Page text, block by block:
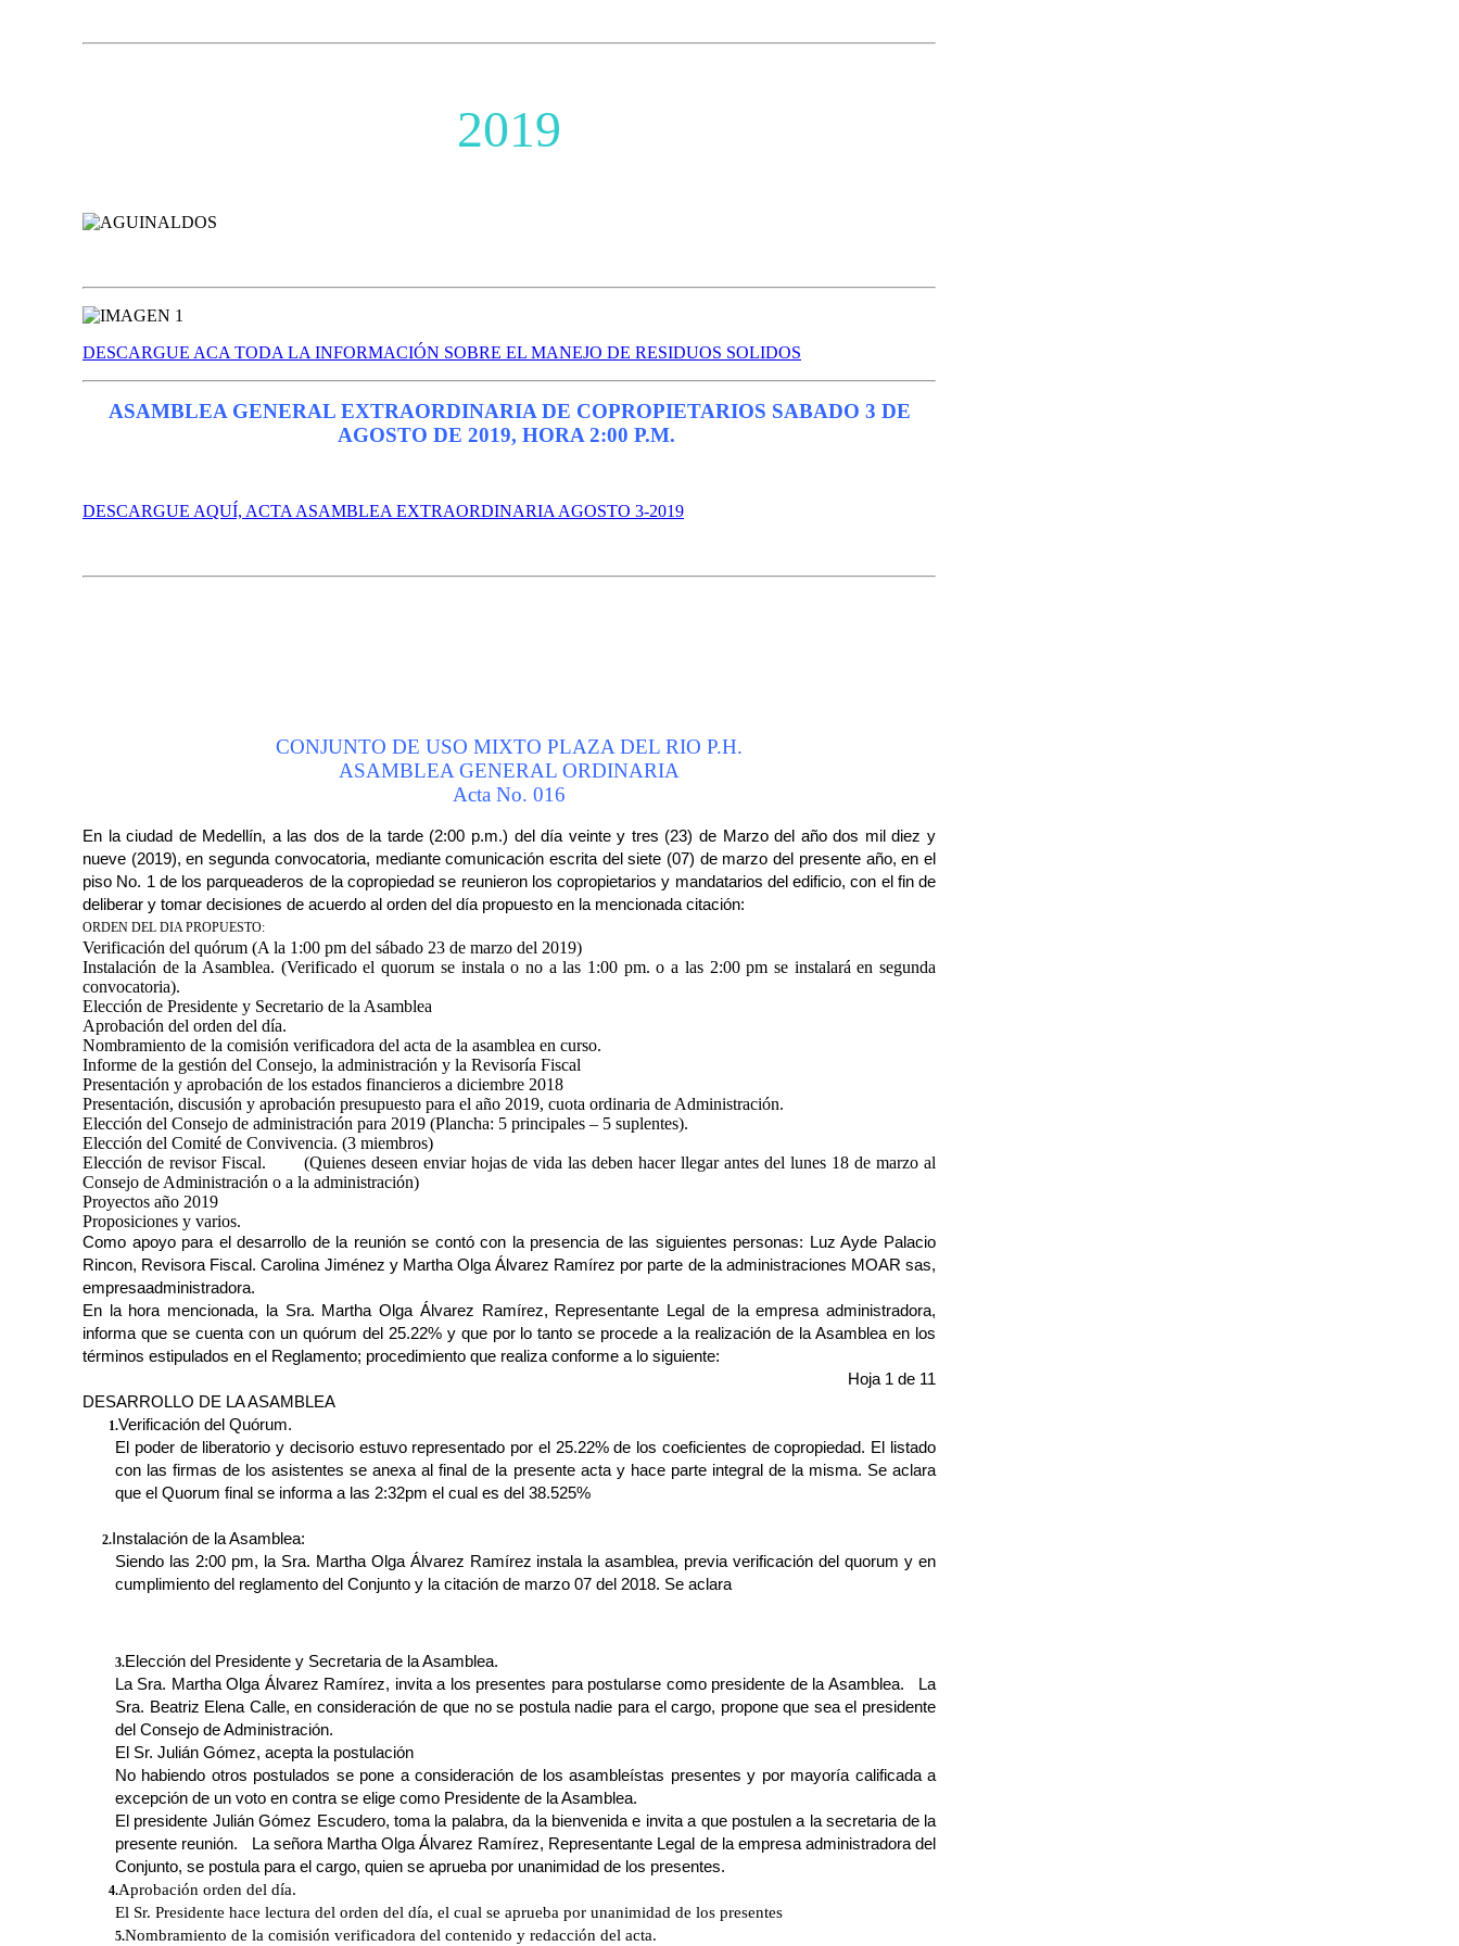
2019
DESCARGUE ACA TODA LA INFORMACIÓN SOBRE EL MANEJO DE RESIDUOS SOLIDOS
ASAMBLEA GENERAL EXTRAORDINARIA DE COPROPIETARIOS SABADO 3 DE
AGOSTO DE 2019, HORA 2:00 P.M.
DESCARGUE AQUÍ, ACTA ASAMBLEA EXTRAORDINARIA AGOSTO 3-2019
CONJUNTO DE USO MIXTO PLAZA DEL RIO P.H.
ASAMBLEA GENERAL ORDINARIA
Acta No. 016
En la ciudad de Medellín, a las dos de la tarde (2:00 p.m.) del día veinte y tres (23) de Marzo del año dos mil diez y
nueve (2019), en segunda convocatoria, mediante comunicación escrita del siete (07) de marzo del presente año, en el
piso No. 1 de los parqueaderos de la copropiedad se reunieron los copropietarios y mandatarios del edificio, con el fin de
deliberar y tomar decisiones de acuerdo al orden del día propuesto en la mencionada citación:
ORDEN DEL DIA PROPUESTO:
Verificación del quórum (A la 1:00 pm del sábado 23 de marzo del 2019)
Instalación de la Asamblea. (Verificado el quorum se instala o no a las 1:00 pm. o a las 2:00 pm se instalará en segunda
convocatoria).
Elección de Presidente y Secretario de la Asamblea
Aprobación del orden del día.
Nombramiento de la comisión verificadora del acta de la asamblea en curso.
Informe de la gestión del Consejo, la administración y la Revisoría Fiscal
Presentación y aprobación de los estados financieros a diciembre 2018
Presentación, discusión y aprobación presupuesto para el año 2019, cuota ordinaria de Administración.
Elección del Consejo de administración para 2019 (Plancha: 5 principales – 5 suplentes).
Elección del Comité de Convivencia. (3 miembros)
Elección de revisor Fiscal. (Quienes deseen enviar hojas de vida las deben hacer llegar antes del lunes 18 de marzo al
Consejo de Administración o a la administración)
Proyectos año 2019
Proposiciones y varios.
Como apoyo para el desarrollo de la reunión se contó con la presencia de las siguientes personas: Luz Ayde Palacio
Rincon, Revisora Fiscal. Carolina Jiménez y Martha Olga Álvarez Ramírez por parte de la administraciones MOAR sas,
empresaadministradora.
En la hora mencionada, la Sra. Martha Olga Álvarez Ramírez, Representante Legal de la empresa administradora,
informa que se cuenta con un quórum del 25.22% y que por lo tanto se procede a la realización de la Asamblea en los
términos estipulados en el Reglamento; procedimiento que realiza conforme a lo siguiente:
Hoja 1 de 11
DESARROLLO DE LA ASAMBLEA
1.Verificación del Quórum.
El poder de liberatorio y decisorio estuvo representado por el 25.22% de los coeficientes de copropiedad. El listado
con las firmas de los asistentes se anexa al final de la presente acta y hace parte integral de la misma. Se aclara
que el Quorum final se informa a las 2:32pm el cual es del 38.525%
2. Instalación de la Asamblea:
Siendo las 2:00 pm, la Sra. Martha Olga Álvarez Ramírez instala la asamblea, previa verificación del quorum y en
cumplimiento del reglamento del Conjunto y la citación de marzo 07 del 2018. Se aclara
3.Elección del Presidente y Secretaria de la Asamblea.
La Sra. Martha Olga Álvarez Ramírez, invita a los presentes para postularse como presidente de la Asamblea. La
Sra. Beatriz Elena Calle, en consideración de que no se postula nadie para el cargo, propone que sea el presidente
del Consejo de Administración.
El Sr. Julián Gómez, acepta la postulación
No habiendo otros postulados se pone a consideración de los asambleístas presentes y por mayoría calificada a
excepción de un voto en contra se elige como Presidente de la Asamblea.
El presidente Julián Gómez Escudero, toma la palabra, da la bienvenida e invita a que postulen a la secretaria de la
presente reunión. La señora Martha Olga Álvarez Ramírez, Representante Legal de la empresa administradora del
Conjunto, se postula para el cargo, quien se aprueba por unanimidad de los presentes.
4.Aprobación orden del día.
El Sr. Presidente hace lectura del orden del día, el cual se aprueba por unanimidad de los presentes
5.Nombramiento de la comisión verificadora del contenido y redacción del acta.